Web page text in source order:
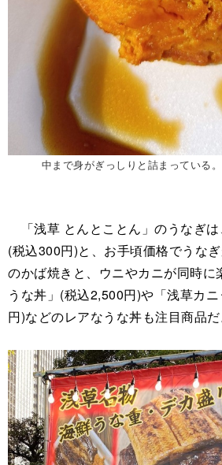
中まで身がぎっしりと詰まっている。
「浅草 とんとことん」のうなぎは
(税込300円)と、お手頃価格でうな
のかば焼きと、ウニやカニが同時に
うな丼」(税込2,500円)や「浅草カ
円)などのレアなうな丼も注目商品だ